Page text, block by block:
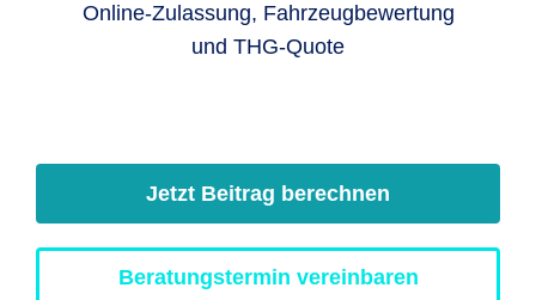
Online-Zulassung, Fahrzeugbewertung
und THG-Quote
Jetzt Beitrag berechnen
Beratungstermin vereinbaren